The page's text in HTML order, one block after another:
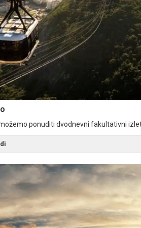
obroke.
ponuditi dvodnevni fakultativni
Noćenje u Foz